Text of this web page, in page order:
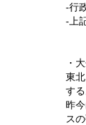
-行
-上
・
東
する
昨
ス